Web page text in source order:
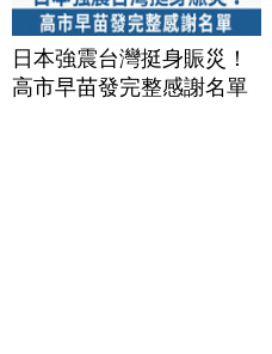
日本強震台灣挺身賑災！
高市早苗發完整感謝名單